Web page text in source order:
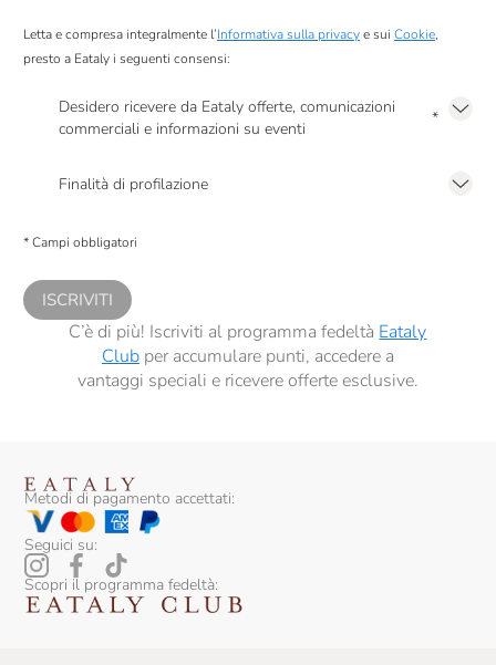
Letta e compresa integralmente l’Informativa sulla privacye sui Cookie,
presto a Eataly i seguenti consensi:
Desidero ricevere da Eataly offerte, comunicazioni
commerciali e informazioni su eventi
*
Finalità di profilazione
comunicazioni commerciali personalizzate, in caso di consenso prestato ai
* Campi obbligatori
ISCRIVITI
C’è di più! Iscriviti al programma fedeltà Eataly
Clubper accumulare punti, accedere a
vantaggi speciali e ricevere offerte esclusive.
Metodi di pagamento accettati:
Seguici su:
Scopri il programma fedeltà: